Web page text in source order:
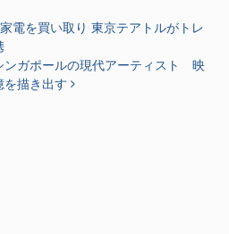
ン
電を買い取り 東京テアトルがトレ
ンガポールの現代アーティスト 映
を描き出す